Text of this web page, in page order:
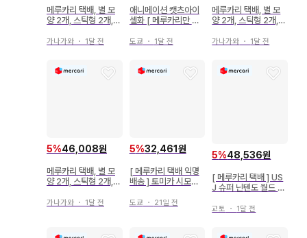
메루카리 택배, 별 모
양 2개, 스틱형 2개,
가나가와 ・ 1달 전
애니메이션 캣츠아이
셀화 [ 메루카리만 판
도쿄 ・ 1달 전
메루카리 택배, 별 모
양 2개, 스틱형 2개,
가나가와 ・ 1달 전
5%46,008원
메루카리 택배, 별 모
양 2개, 스틱형 2개,
가나가와 ・ 1달 전
5%32,461원
[ 메루카리 택배 익명
배송 ] 토미카 시모덴
도쿄 ・ 21일 전
5%48,536원
[ 메루카리 택배 ] US
J 슈퍼 닌텐도 월드 5
교토 ・ 1달 전